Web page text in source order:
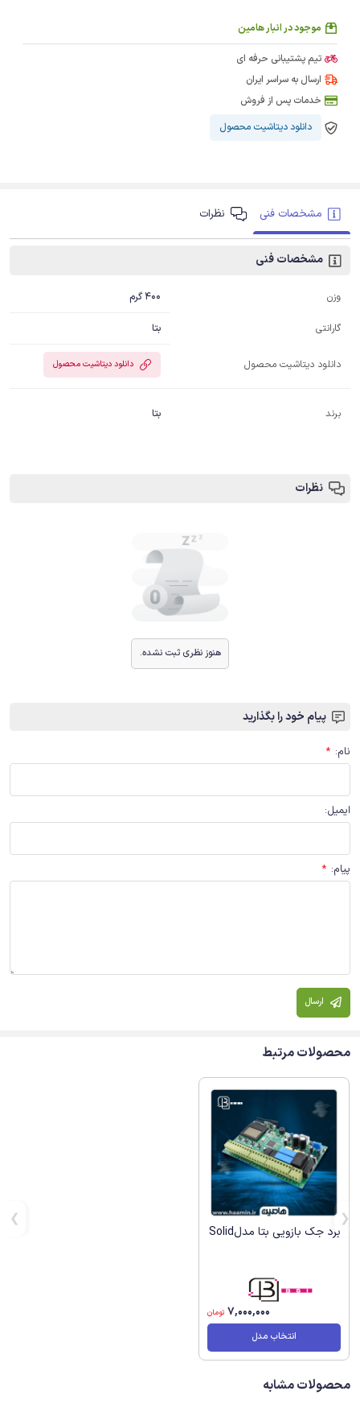
موجود در انبار هامین
تیم پشتیبانی حرفه ای
ارسال به سراسر ایران
خدمات پس از فروش
دانلود دیتاشیت محصول
مشخصات فنی نظرات
مشخصات فنی
وزن 400 گرم
گارانتی بتا
دانلود دیتاشیت محصول دانلود دیتاشیت محصول
برند بتا
نظرات
هنوز نظری ثبت نشده.
پیام خود را بگذارید
نام:
*
ایمیل:
پیام:
*
ارسال
محصولات مرتبط
برد جک بازویی بتا مدلSolid
7,000,000 تومان
انتخاب مدل
محصولات مشابه